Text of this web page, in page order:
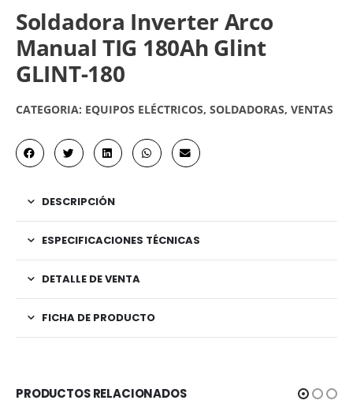
Soldadora Inverter Arco
Manual TIG 180Ah Glint
GLINT-180
CATEGORIA: EQUIPOS ELÉCTRICOS, SOLDADORAS, VENTAS
DESCRIPCIÓN
ESPECIFICACIONES TÉCNICAS
DETALLE DE VENTA
FICHA DE PRODUCTO
PRODUCTOS RELACIONADOS